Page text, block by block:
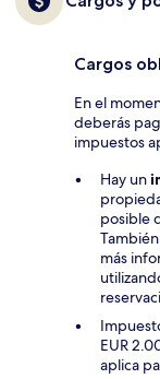
Cargos
En el
deberás
impuestos
Hay un
posible
más
EUR
aplica